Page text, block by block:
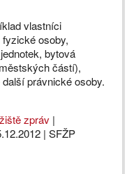
vlastníci
osoby,
bytová
částí),
právnické osoby.
zpráv |
| SFŽP